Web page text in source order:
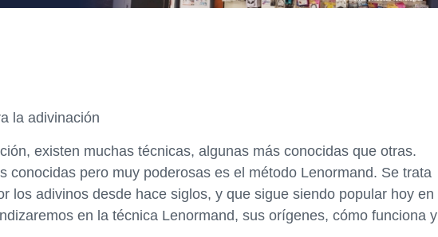
la adivinación
existen muchas técnicas, algunas más conocidas que otras.
conocidas pero muy poderosas es el método Lenormand. Se trata
los adivinos desde hace siglos, y que sigue siendo popular hoy en
en la técnica Lenormand, sus orígenes, cómo funciona y